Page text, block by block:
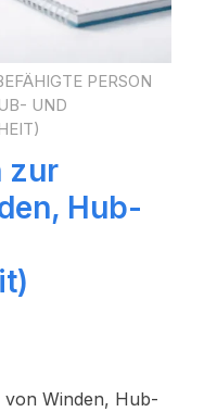
PERSON
UND
zur
Hub-
Winden, Hub-